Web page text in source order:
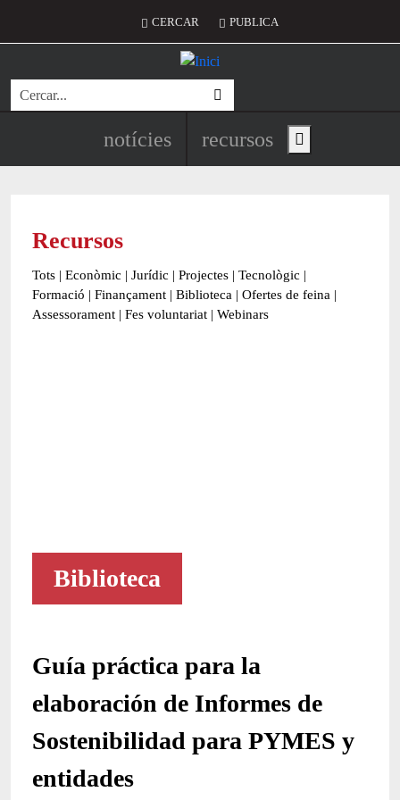
Menú del compte d'usuari
CERCAR PUBLICA
Cerca
Navegació principal de
notícies recursos Show main menu
Recursos
Tots | Econòmic | Jurídic | Projectes | Tecnològic |
Formació | Finançament | Biblioteca | Ofertes de feina |
Assessorament | Fes voluntariat | Webinars
Biblioteca
Guía práctica para la
elaboración de Informes de
Sostenibilidad para PYMES y
entidades